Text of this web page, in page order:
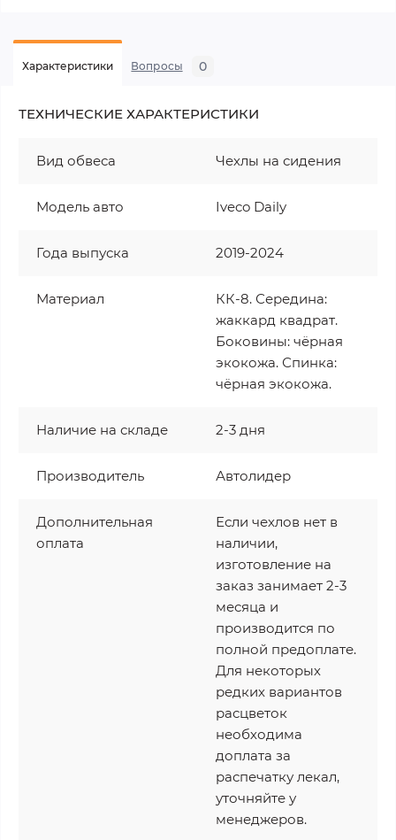
Характеристики Вопросы 0
ТЕХНИЧЕСКИЕ ХАРАКТЕРИСТИКИ
Вид обвеса Чехлы на сидения
Модель авто Iveco Daily
Года выпуска 2019-2024
Материал
КК-8. Середина:
жаккард квадрат.
Боковины: чёрная
экокожа. Спинка:
чёрная экокожа.
Наличие на складе 2-3 дня
Производитель Автолидер
Дополнительная
оплата
Если чехлов нет в
наличии,
изготовление на
заказ занимает 2-3
месяца и
производится по
полной предоплате.
Для некоторых
редких вариантов
расцветок
необходима
доплата за
распечатку лекал,
уточняйте у
менеджеров.